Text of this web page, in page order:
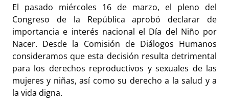
El pasado miércoles 16 de marzo, el pleno del
Congreso de la República aprobó declarar de
importancia e interés nacional el Día del Niño por
Nacer. Desde la Comisión de Diálogos Humanos
consideramos que esta decisión resulta detrimental
para los derechos reproductivos y sexuales de las
mujeres y niñas, así como su derecho a la salud y a
la vida digna.